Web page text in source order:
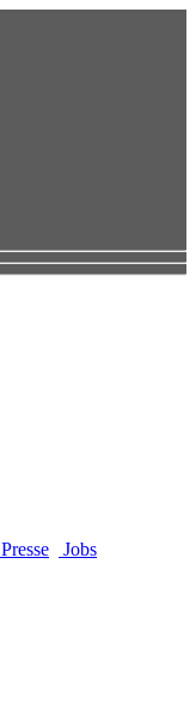
Presse
Jobs